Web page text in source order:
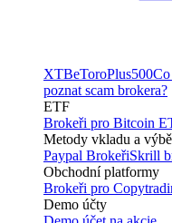
XTBeToroPlus500
poznat scam brokera?
ETF
Brokeři pro Bitcoin
Metody vkladu a
Paypal BrokeřiSkrill
Obchodní platformy
Brokeři pro
Demo účty